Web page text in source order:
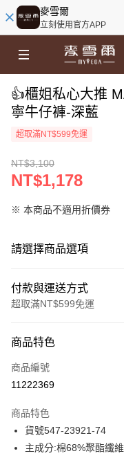
麥雪爾
立刻使用官方APP
👍櫃姐私心大推
寧牛仔褲-深藍
超取滿NT$599免運
NT$3,100
NT$1,178
※ 本商品不適用折價券
請選擇商品選項
付款與運送方式
超取滿NT$599免運
信用卡一次付款
信用卡分期付款
合作金庫商業銀行
華南商業銀行
上海商業儲蓄銀行
超商取貨付款
LINE Pay
商品特色
商品編號
11222369
商品特色
貨號547-23921-74
主成分:棉68%聚酯纖